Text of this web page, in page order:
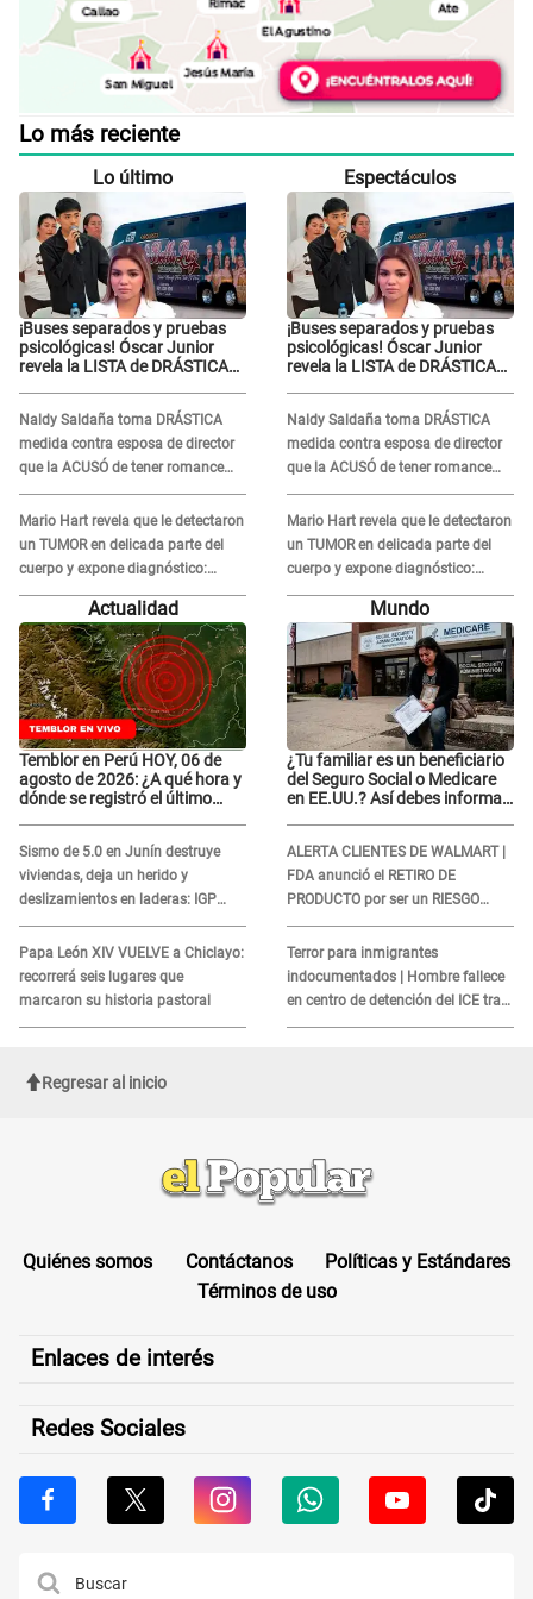
Lo más reciente
Lo último
¡Buses separados y pruebas
psicológicas! Óscar Junior
revela la LISTA de DRÁSTICAS
Naldy Saldaña
Naldy Saldaña toma DRÁSTICA
medida contra esposa de director
que la ACUSÓ de tener romance
con él: "Muy triste..."
Mario Hart revela que le detectaron
un TUMOR en delicada parte del
cuerpo y expone diagnóstico:
"Dolores muy fuertes..."
Espectáculos
¡Buses separados y pruebas
psicológicas! Óscar Junior
revela la LISTA de DRÁSTICAS
Naldy Saldaña
Naldy Saldaña toma DRÁSTICA
medida contra esposa de director
que la ACUSÓ de tener romance
con él: "Muy triste..."
Mario Hart revela que le detectaron
un TUMOR en delicada parte del
cuerpo y expone diagnóstico:
"Dolores muy fuertes..."
Actualidad
Temblor en Perú HOY, 06 de
agosto de 2026: ¿A qué hora y
dónde se registró el último
Sismo de 5.0 en Junín destruye
viviendas, deja un herido y
deslizamientos en laderas: IGP
alerta sobre posibles réplicas
Papa León XIV VUELVE a Chiclayo:
recorrerá seis lugares que
marcaron su historia pastoral
Mundo
¿Tu familiar es un beneficiario
del Seguro Social o Medicare
en EE.UU.? Así debes informar
ALERTA CLIENTES DE WALMART |
FDA anunció el RETIRO DE
PRODUCTO por ser un RIESGO
MORTAL para consumidores: ¿Cuál
es?
Terror para inmigrantes
indocumentados | Hombre fallece
en centro de detención del ICE tras
sufrir una "emergencia médica"
Regresar al inicio
Quiénes somos Contáctanos
Políticas y Estándares
Términos de uso
Enlaces de interés
Redes Sociales